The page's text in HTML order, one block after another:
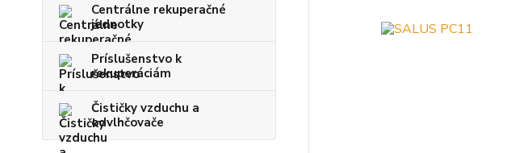
Centrálne rekuperačné
jednotky
Príslušenstvo k
rekuperáciám
Čističky vzduchu a
odvlhčovače